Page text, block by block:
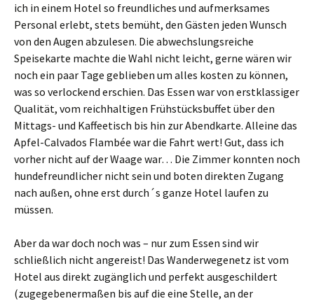
ich in einem Hotel so freundliches und aufmerksames
Personal erlebt, stets bemüht, den Gästen jeden Wunsch
von den Augen abzulesen. Die abwechslungsreiche
Speisekarte machte die Wahl nicht leicht, gerne wären wir
noch ein paar Tage geblieben um alles kosten zu können,
was so verlockend erschien. Das Essen war von erstklassiger
Qualität, vom reichhaltigen Frühstücksbuffet über den
Mittags- und Kaffeetisch bis hin zur Abendkarte. Alleine das
Apfel-Calvados Flambée war die Fahrt wert! Gut, dass ich
vorher nicht auf der Waage war… Die Zimmer konnten noch
hundefreundlicher nicht sein und boten direkten Zugang
nach außen, ohne erst durch´s ganze Hotel laufen zu
müssen.
Aber da war doch noch was – nur zum Essen sind wir
schließlich nicht angereist! Das Wanderwegenetz ist vom
Hotel aus direkt zugänglich und perfekt ausgeschildert
(zugegebenermaßen bis auf die eine Stelle, an der